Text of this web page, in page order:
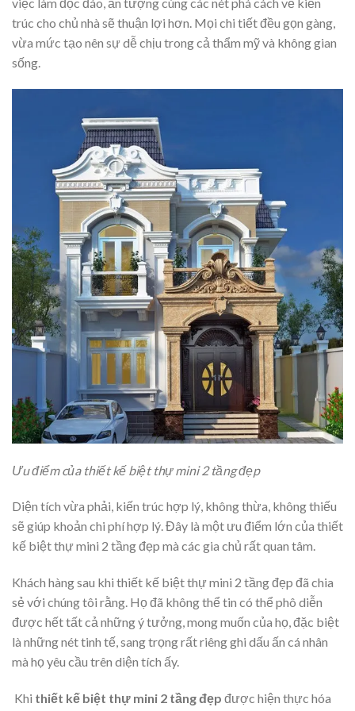
trúc cho chủ nhà sẽ thuận lợi hơn. Mọi chi tiết đều gọn gàng,
vừa mức tạo nên sự dễ chịu trong cả thẩm mỹ và không gian
sống.
Ưu điểm của thiết kế biệt thự mini 2 tầng đẹp
Diện tích vừa phải, kiến trúc hợp lý, không thừa, không thiếu
sẽ giúp khoản chi phí hợp lý. Đây là một ưu điểm lớn của thiết
kế biệt thự mini 2 tầng đẹp mà các gia chủ rất quan tâm.
Khách hàng sau khi thiết kế biệt thự mini 2 tầng đẹp đã chia
sẻ với chúng tôi rằng. Họ đã không thể tin có thể phô diễn
được hết tất cả những ý tưởng, mong muốn của họ, đặc biệt
là những nét tinh tế, sang trọng rất riêng ghi dấu ấn cá nhân
mà họ yêu cầu trên diện tích ấy.
Khi thiết kế biệt thự mini 2 tầng đẹp được hiện thực hóa